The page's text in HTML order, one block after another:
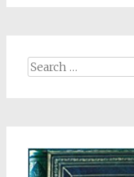
Search
for: